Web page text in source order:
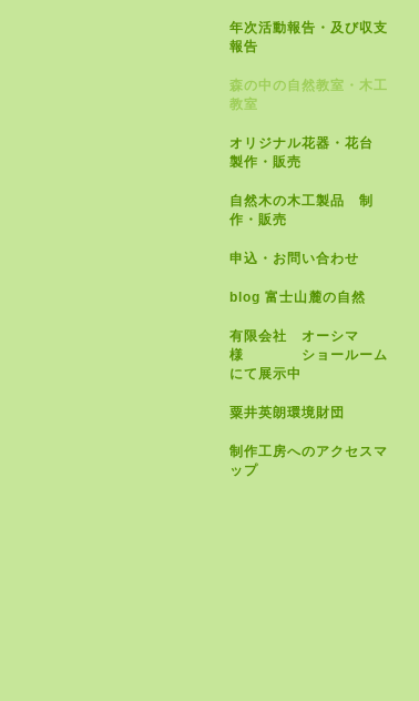
年次活動報告・及び収支
報告
森の中の自然教室・木工
教室
オリジナル花器・花台
製作・販売
自然木の木工製品 制
作・販売
申込・お問い合わせ
blog 富士山麓の自然
有限会社 オーシマ
様 ショールーム
にて展示中
粟井英朗環境財団
制作工房へのアクセスマ
ップ